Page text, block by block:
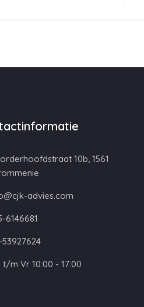
10b, 1561
advies.com
6146681
t/m Vr 10:00 - 17:00